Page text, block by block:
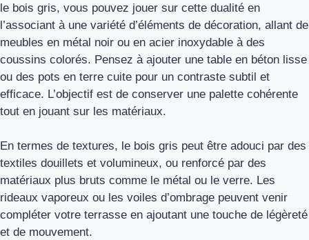
le bois gris, vous pouvez jouer sur cette dualité en
l’associant à une variété d’éléments de décoration, allant de
meubles en métal noir ou en acier inoxydable à des
coussins colorés. Pensez à ajouter une table en béton lisse
ou des pots en terre cuite pour un contraste subtil et
efficace. L’objectif est de conserver une palette cohérente
tout en jouant sur les matériaux.
En termes de textures, le bois gris peut être adouci par des
textiles douillets et volumineux, ou renforcé par des
matériaux plus bruts comme le métal ou le verre. Les
rideaux vaporeux ou les voiles d’ombrage peuvent venir
compléter votre terrasse en ajoutant une touche de légèreté
et de mouvement.